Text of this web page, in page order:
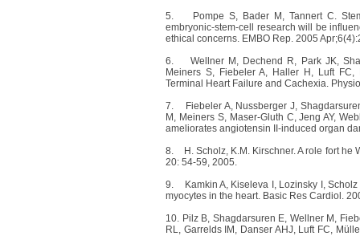
5.
Pompe S, Bader M, Tannert C.
embryonic-stem-cell research will be
ethical concerns. EMBO Rep. 2005
6.
Wellner M, Dechend R, Park JK,
Meiners S, Fiebeler A, Haller H, Luft
Terminal Heart Failure and Cachexia.
7.
Fiebeler A, Nussberger J,
M, Meiners S, Maser-Gluth C, Jeng AY,
ameliorates angiotensin II-induced organ
8.
H. Scholz, K.M. Kirschner. A role fort
20: 54-59, 2005.
9.
Kamkin A, Kiseleva I, Lozinsky I,
myocytes in the heart. Basic Res Cardiol.
10. Pilz B, Shagdarsuren E, Wellner M,
RL, Garrelds IM, Danser AHJ, Luft FC,